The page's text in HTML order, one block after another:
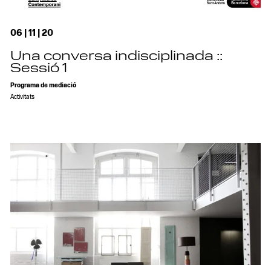
06 | 11 | 20
Una conversa indisciplinada ::
Sessió 1
Programa de mediació
Activitats